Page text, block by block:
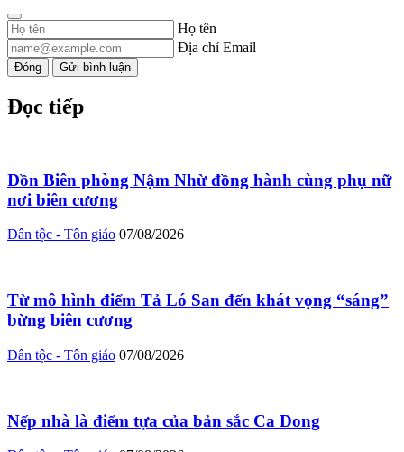
Họ tên
Địa chỉ Email
Đóng Gửi bình luận
Đọc tiếp
Đồn Biên phòng Nậm Nhừ đồng hành cùng phụ nữ
nơi biên cương
Dân tộc - Tôn giáo 07/08/2026
Từ mô hình điểm Tả Ló San đến khát vọng “sáng”
bừng biên cương
Dân tộc - Tôn giáo 07/08/2026
Nếp nhà là điểm tựa của bản sắc Ca Dong